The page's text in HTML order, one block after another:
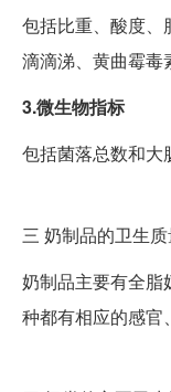
包括比重、酸度、
滴滴涕、黄曲霉毒
3.微生物指标
包括菌落总数和大
三 奶制品的卫生
奶制品主要有全脂
种都有相应的感官